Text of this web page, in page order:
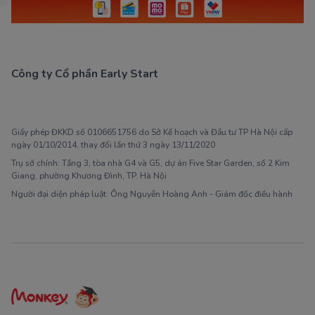
Công ty Cổ phần Early Start
Giấy phép ĐKKD số 0106651756 do Sở Kế hoạch và Đầu tư TP Hà Nội cấp
ngày 01/10/2014, thay đổi lần thứ 3 ngày 13/11/2020
Trụ sở chính: Tầng 3, tòa nhà G4 và G5, dự án Five Star Garden, số 2 Kim
Giang, phường Khương Đình, TP. Hà Nội
Người đại diện pháp luật: Ông Nguyễn Hoàng Anh - Giám đốc điều hành